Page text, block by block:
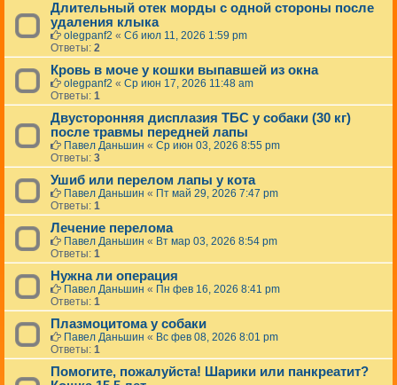
Длительный отек морды с одной стороны после
удаления клыка
olegpanf2 « Сб июл 11, 2026 1:59 pm
Ответы: 2
Кровь в моче у кошки выпавшей из окна
olegpanf2 « Ср июн 17, 2026 11:48 am
Ответы: 1
Двусторонняя дисплазия ТБС у собаки (30 кг)
после травмы передней лапы
Павел Даньшин « Ср июн 03, 2026 8:55 pm
Ответы: 3
Ушиб или перелом лапы у кота
Павел Даньшин « Пт май 29, 2026 7:47 pm
Ответы: 1
Лечение перелома
Павел Даньшин « Вт мар 03, 2026 8:54 pm
Ответы: 1
Нужна ли операция
Павел Даньшин « Пн фев 16, 2026 8:41 pm
Ответы: 1
Плазмоцитома у собаки
Павел Даньшин « Вс фев 08, 2026 8:01 pm
Ответы: 1
Помогите, пожалуйста! Шарики или панкреатит?